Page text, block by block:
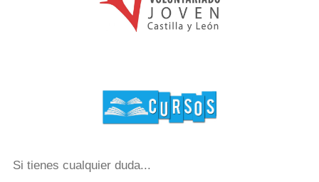
Si tienes cualquier duda...